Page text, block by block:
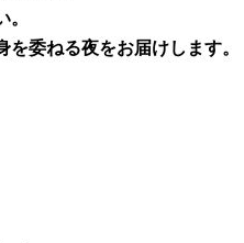
委ねる夜をお届けします。